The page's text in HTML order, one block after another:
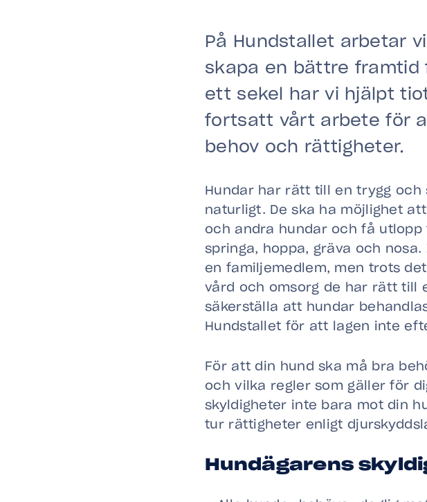
På Hundstallet arbetar
skapa en bättre framtid
ett sekel har vi hjälpt
fortsatt vårt arbete för
behov och rättigheter.
Hundar har rätt till en trygg
naturligt. De ska ha möjlighet
och andra hundar och få
springa, hoppa, gräva och
en familjemedlem, men trots
vård och omsorg de har rätt till
säkerställa att hundar
Hundstallet för att lagen inte
För att din hund ska må bra
och vilka regler som gäller för
skyldigheter inte bara mot din
tur rättigheter enligt
Hundägarens